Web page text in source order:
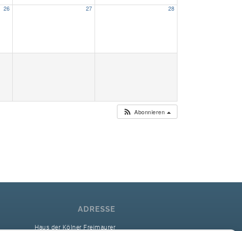
26 27 28
Abonnieren
ADRESSE
Haus der Kölner Freimaurer